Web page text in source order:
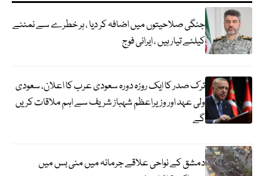
جنگی صلاحیتوں میں اضافہ کر دیا ، ہر خطرے سے نمٹنے
کیلئے تیار ہیں ، ایرانی فوج
ترک صدر کا ایک روزہ دورہ سعودی عرب کا اعلان، سعودی
ولی عہد اور وزیراعظم شہباز شریف سے اہم ملاقات کریں
گے
دمشق کے نواحی علاقے جرمانہ میں منی بس میں